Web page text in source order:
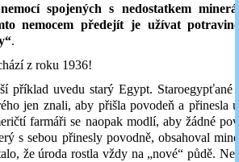
spojených s nedostatkem
nemocem předejít je užívat
.
z roku 1936!
uvedu starý Egypt. Staroegypťané
jen znali, aby přišla povodeň a přinesla
farmáři se naopak modlí, aby žádné
s sebou přinesly povodně, obsahoval
že úroda rostla vždy na „nové“ půdě.